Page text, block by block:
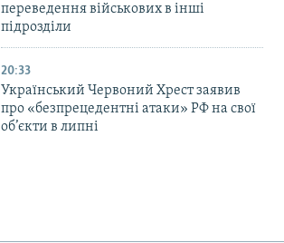
переведення військових в інші
підрозділи
20:33
Український Червоний Хрест заявив
про «безпрецедентні атаки» РФ на свої
об’єкти в липні